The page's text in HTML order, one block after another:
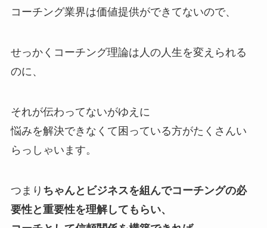
コーチング業界は価値提供ができてないので、
せっかくコーチング理論は人の人生を変えられる
のに、
それが伝わってないがゆえに
悩みを解決できなくて困っている方がたくさんい
らっしゃいます。
つまり ちゃんとビジネスを組んでコーチングの必
要性と重要性を理解してもらい、